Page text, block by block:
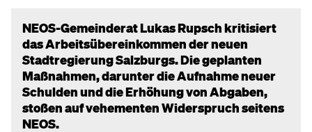
NEOS-Gemeinderat Lukas Rupsch kritisiert
das Arbeitsübereinkommen der neuen
Stadtregierung Salzburgs. Die geplanten
Maßnahmen, darunter die Aufnahme neuer
Schulden und die Erhöhung von Abgaben,
stoßen auf vehementen Widerspruch seitens
NEOS.